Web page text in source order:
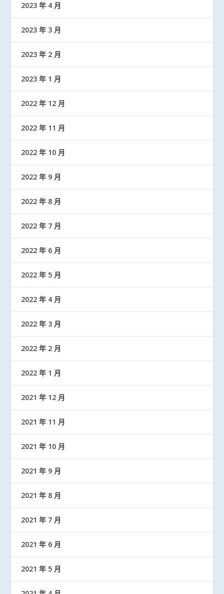
2023 年 4 月
2023 年 3 月
2023 年 2 月
2023 年 1 月
2022 年 12 月
2022 年 11 月
2022 年 10 月
2022 年 9 月
2022 年 8 月
2022 年 7 月
2022 年 6 月
2022 年 5 月
2022 年 4 月
2022 年 3 月
2022 年 2 月
2022 年 1 月
2021 年 12 月
2021 年 11 月
2021 年 10 月
2021 年 9 月
2021 年 8 月
2021 年 7 月
2021 年 6 月
2021 年 5 月